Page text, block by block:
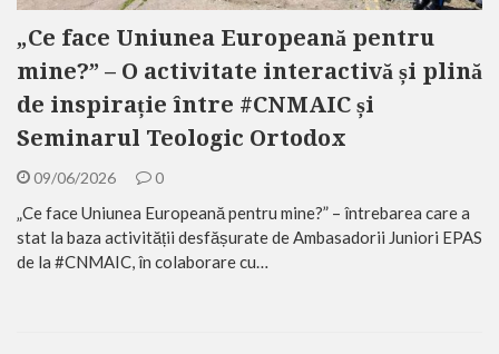
„Ce face Uniunea Europeană pentru
mine?” – O activitate interactivă și plină
de inspirație între #CNMAIC și
Seminarul Teologic Ortodox
09/06/2026 0
„Ce face Uniunea Europeană pentru mine?” – întrebarea care a
stat la baza activității desfășurate de Ambasadorii Juniori EPAS
de la #CNMAIC, în colaborare cu…